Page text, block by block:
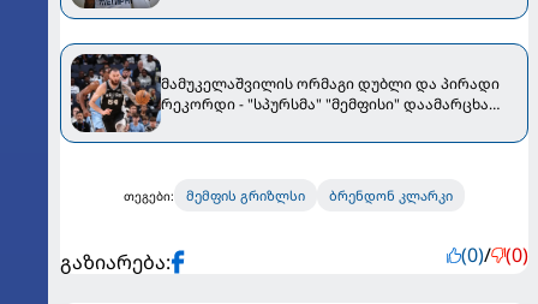
მამუკელაშვილის ორმაგი დუბლი და პირადი
რეკორდი - "სპურსმა" "მემფისი" დაამარცხა
თეგები: მემფის გრიზლსი ბრენდონ კლარკი
გაზიარება: (0)/ (0)